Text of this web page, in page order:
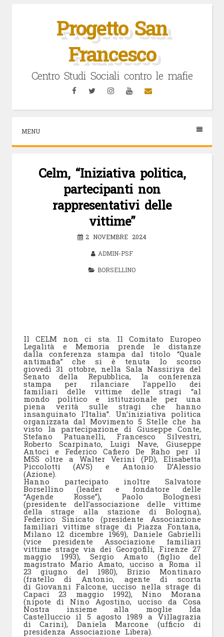
Progetto San
Francesco
Centro Studi Sociali contro le mafie
FacebookTwitterInstagramYouTubeEmail
MENU
Celm, “Iniziativa politica,
partecipanti non
rappresentativi delle
vittime”
2 NOVEMBRE 2024
ADMIN-PSF
BORSELLINO
Il CELM non ci sta. Il Comitato Europeo
Legalità e Memoria prende le distanze
dalla conferenza stampa dal titolo “Quale
antimafia” che si è tenuta lo scorso
giovedì 31 ottobre, nella Sala Nassiriya del
Senato della Repubblica, la conferenza
stampa per rilanciare l’appello dei
familiari delle vittime delle stragi “al
mondo politico e istituzionale per una
piena verità sulle stragi che hanno
insanguinato l’Italia”. Un’iniziativa politica
organizzata dal Movimento 5 Stelle che ha
visto la partecipazione di Giuseppe Conte,
Stefano Patuanelli, Francesco Silvestri,
Roberto Scarpinato, Luigi Nave, Giuseppe
Antoci e Federico Cafiero De Raho per il
M5S oltre a Walter Verini (PD), Elisabetta
Piccolotti (AVS) e Antonio D’Alessio
(Azione).
Hanno partecipato inoltre Salvatore
Borsellino (leader e fondatore delle
“Agende Rosse”), Paolo Bolognesi
(presidente dell’associazione delle vittime
della strage alla stazione di Bologna),
Federico Sinicato (presidente Associazione
familiari vittime strage di Piazza Fontana,
Milano 12 dicembre 1969), Daniele Gabrielli
(vice presidente Associazione familiari
vittime strage via dei Georgofili, Firenze 27
maggio 1993), Sergio Amato (figlio del
magistrato Mario Amato, ucciso a Roma il
23 giugno del 1980), Brizio Montinaro
(fratello di Antonio, agente di scorta
di Giovanni Falcone, ucciso nella strage di
Capaci 23 maggio 1992), Nino Morana
(nipote di Nino Agostino, ucciso da Cosa
Nostra insieme alla moglie Ida
Castelluccio il 5 agosto 1989 a Villagrazia
di Carini), Daniela Marcone (ufficio di
presidenza Associazione Libera).